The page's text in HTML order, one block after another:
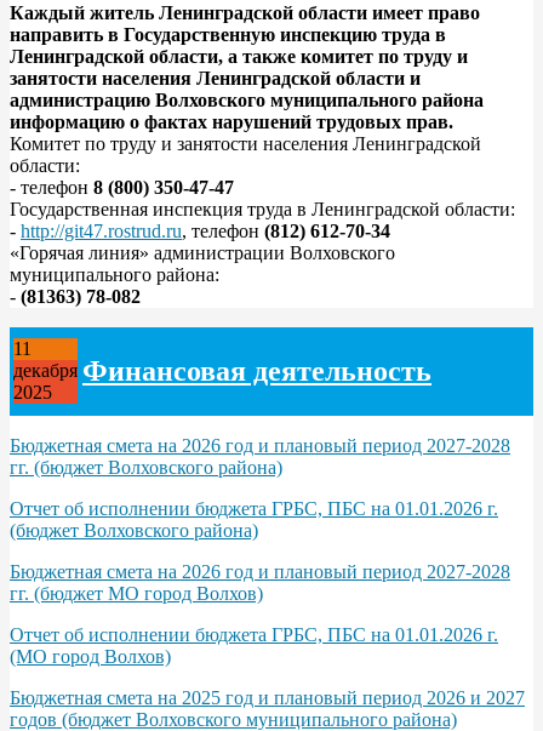
Каждый житель Ленинградской области имеет право
направить в Государственную инспекцию труда в
Ленинградской области, а также комитет по труду и
занятости населения Ленинградской области и
администрацию Волховского муниципального района
информацию о фактах нарушений трудовых прав.
Комитет по труду и занятости населения Ленинградской
области:
- телефон 8 (800) 350-47-47
Государственная инспекция труда в Ленинградской области:
- http://git47.rostrud.ru, телефон (812) 612-70-34
«Горячая линия» администрации Волховского
муниципального района:
- (81363) 78-082
11
декабря
2025
Финансовая деятельность
Бюджетная смета на 2026 год и плановый период 2027-2028
гг. (бюджет Волховского района)
Отчет об исполнении бюджета ГРБС, ПБС на 01.01.2026 г.
(бюджет Волховского района)
Бюджетная смета на 2026 год и плановый период 2027-2028
гг. (бюджет МО город Волхов)
Отчет об исполнении бюджета ГРБС, ПБС на 01.01.2026 г.
(МО город Волхов)
Бюджетная смета на 2025 год и плановый период 2026 и 2027
годов (бюджет Волховского муниципального района)